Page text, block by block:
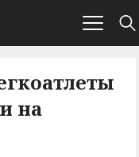
на